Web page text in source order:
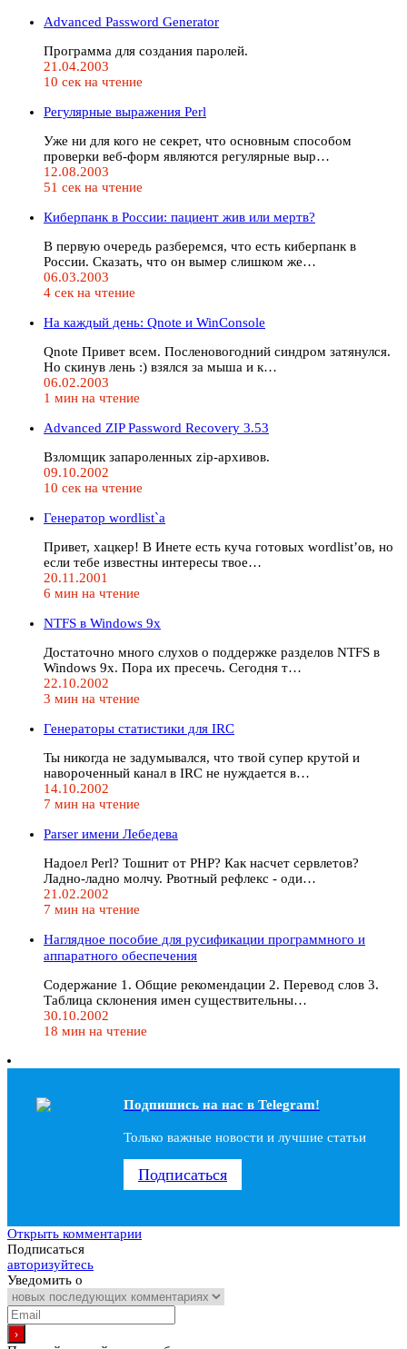
Advanced Password Generator
Программа для создания паролей.
21.04.2003
10 сек на чтение
Регулярные выражения Perl
Уже ни для кого не секрет, что основным способом
проверки веб-форм являются регулярные выр…
12.08.2003
51 сек на чтение
Киберпанк в России: пациент жив или мертв?
В первую очередь разберемся, что есть киберпанк в
России. Сказать, что он вымер слишком же…
06.03.2003
4 сек на чтение
На каждый день: Qnote и WinConsole
Qnote Привет всем. Посленовогодний синдром затянулся.
Но скинув лень :) взялся за мыша и к…
06.02.2003
1 мин на чтение
Advanced ZIP Password Recovery 3.53
Взломщик запароленных zip-архивов.
09.10.2002
10 сек на чтение
Генератор wordlist`a
Привет, хацкер! В Инете есть куча готовых wordlist’ов, но
если тебе известны интересы твое…
20.11.2001
6 мин на чтение
NTFS в Windows 9x
Достаточно много слухов о поддержке разделов NTFS в
Windows 9x. Пора их пресечь. Сегодня т…
22.10.2002
3 мин на чтение
Генераторы статистики для IRC
Ты никогда не задумывался, что твой супер крутой и
навороченный канал в IRC не нуждается в…
14.10.2002
7 мин на чтение
Parser имени Лебедева
Надоел Perl? Тошнит от PHP? Как насчет сервлетов?
Ладно-ладно молчу. Рвотный рефлекс - оди…
21.02.2002
7 мин на чтение
Hаглядное пособие для русификации программного и
аппаратного обеспечения
Содержание 1. Общие рекомендации 2. Перевод слов 3.
Таблица склонения имен существительны…
30.10.2002
18 мин на чтение
Подпишись на наc в Telegram!
Только важные новости и лучшие статьи
Подписаться
Открыть комментарии
Подписаться
авторизуйтесь
Уведомить о